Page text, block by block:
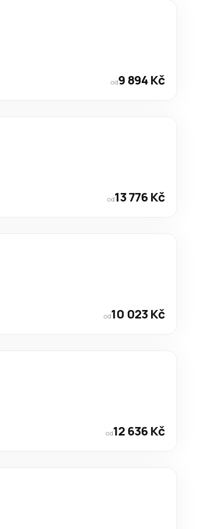
od9 894 Kč
od13 776 Kč
od10 023 Kč
od12 636 Kč